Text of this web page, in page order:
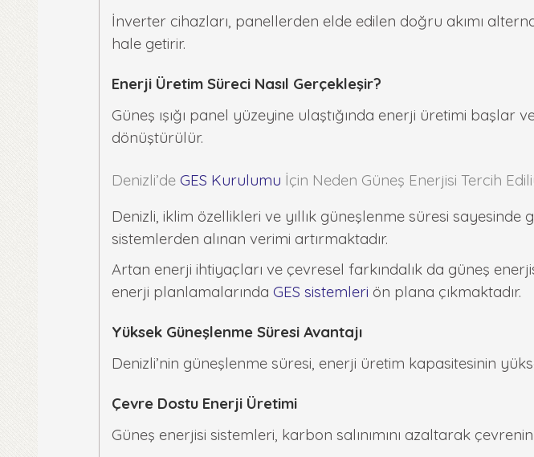
İnverter cihazları, panellerden elde edilen doğru akımı
hale getirir.
Enerji Üretim Süreci Nasıl Gerçekleşir?
Güneş ışığı panel yüzeyine ulaştığında enerji üretimi başlar
dönüştürülür.
Denizli’de GES Kurulumu İçin Neden Güneş Enerjisi Tercih
Denizli, iklim özellikleri ve yıllık güneşlenme süresi
sistemlerden alınan verimi artırmaktadır.
Artan enerji ihtiyaçları ve çevresel farkındalık da güneş
enerji planlamalarında GES sistemleri ön plana çıkmaktadır.
Yüksek Güneşlenme Süresi Avantajı
Denizli’nin güneşlenme süresi, enerji üretim kapasitesinin
Çevre Dostu Enerji Üretimi
Güneş enerjisi sistemleri, karbon salınımını azaltarak